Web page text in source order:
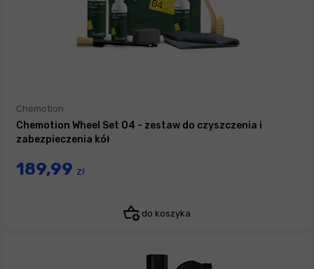
Chemotion
Chemotion Wheel Set 04 - zestaw do czyszczenia i
zabezpieczenia kół
189,99 zł
do koszyka